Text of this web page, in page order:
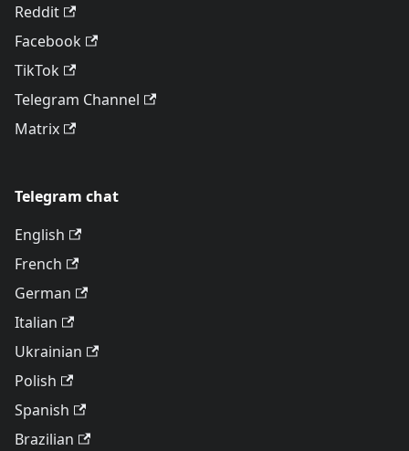
Reddit
Facebook
TikTok
Telegram Channel
Matrix
Telegram chat
English
French
German
Italian
Ukrainian
Polish
Spanish
Brazilian